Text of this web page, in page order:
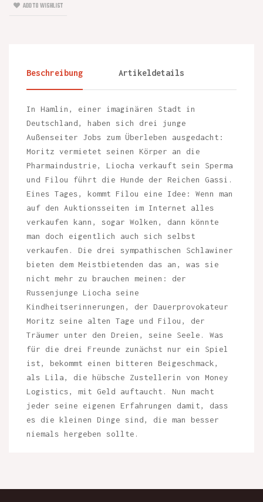
ADD TO WISHLIST
Beschreibung Artikeldetails
In Hamlin, einer imaginären Stadt in
Deutschland, haben sich drei junge
Außenseiter Jobs zum Überleben ausgedacht:
Moritz vermietet seinen Körper an die
Pharmaindustrie, Liocha verkauft sein Sperma
und Filou führt die Hunde der Reichen Gassi.
Eines Tages, kommt Filou eine Idee: Wenn man
auf den Auktionsseiten im Internet alles
verkaufen kann, sogar Wolken, dann könnte
man doch eigentlich auch sich selbst
verkaufen. Die drei sympathischen Schlawiner
bieten dem Meistbietenden das an, was sie
nicht mehr zu brauchen meinen: der
Russenjunge Liocha seine
Kindheitserinnerungen, der Dauerprovokateur
Moritz seine alten Tage und Filou, der
Träumer unter den Dreien, seine Seele. Was
für die drei Freunde zunächst nur ein Spiel
ist, bekommt einen bitteren Beigeschmack,
als Lila, die hübsche Zustellerin von Money
Logistics, mit Geld auftaucht. Nun macht
jeder seine eigenen Erfahrungen damit, dass
es die kleinen Dinge sind, die man besser
niemals hergeben sollte.